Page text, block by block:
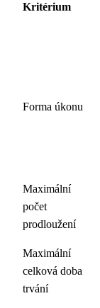
Kritérium
Forma úkonu
Maximální
počet
prodloužení
Maximální
celková doba
trvání